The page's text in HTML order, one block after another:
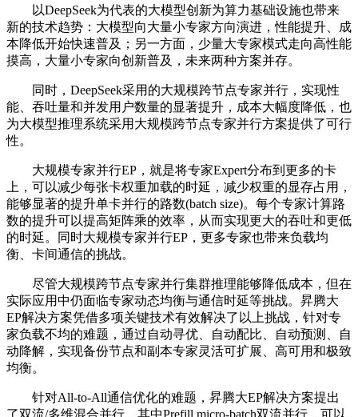
以DeepSeek为代表的大模型创新为算力基础设施也带来
新的技术趋势：大模型向大量小专家方向演进，性能提升、成
本降低开始快速普及；另一方面，少量大专家模式走向高性能
摸高，大量小专家向创新普及，未来两种方案并存。
同时，DeepSeek采用的大规模跨节点专家并行，实现性
能、吞吐量和并发用户数量的显著提升，成本大幅度降低，也
为大模型推理系统采用大规模跨节点专家并行方案提供了可行
性。
大规模专家并行EP，就是将专家Expert分布到更多的卡
上，可以减少每张卡权重加载的时延，减少权重的显存占用，
能够显著的提升单卡并行的路数(batch size)。每个专家计算路
数的提升可以提高矩阵乘的效率，从而实现更大的吞吐和更低
的时延。同时大规模专家并行EP，更多专家也带来负载均
衡、卡间通信的挑战。
尽管大规模跨节点专家并行集群推理能够降低成本，但在
实际应用中仍面临专家动态均衡与通信时延等挑战。昇腾大
EP解决方案凭借多项关键技术有效解决了以上挑战，针对专
家负载不均的难题，通过自动寻优、自动配比、自动预测、自
动降解，实现备份节点和副本专家灵活可扩展、高可用和极致
均衡。
针对All-to-All通信优化的难题，昇腾大EP解决方案提出